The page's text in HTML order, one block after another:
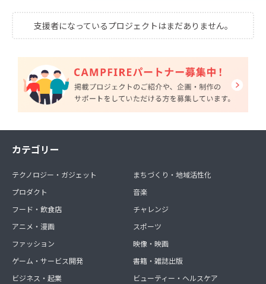
支援者になっているプロジェクトはまだありません。
カテゴリー
テクノロジー・ガジェット
プロダクト
フード・飲食店
アニメ・漫画
ファッション
ゲーム・サービス開発
ビジネス・起業
まちづくり・地域活性化
音楽
チャレンジ
スポーツ
映像・映画
書籍・雑誌出版
ビューティー・ヘルスケア